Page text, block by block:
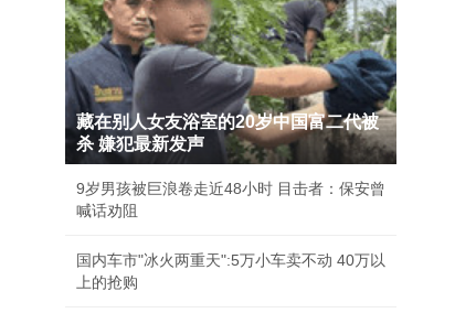
藏在别人女友浴室的20岁中国富二代被
杀 嫌犯最新发声
9岁男孩被巨浪卷走近48小时 目击者：保安曾
喊话劝阻
国内车市"冰火两重天":5万小车卖不动 40万以
上的抢购